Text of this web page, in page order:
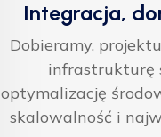
Integracja,
Dobieramy,
infrastrukturę
optymalizację
skalowalność i